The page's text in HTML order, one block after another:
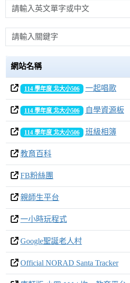
請輸入英文單字或中文
請輸入關鍵字
網站名稱
114 學年度 北大小506 一起唱歌
114 學年度 北大小506 自學資源板
114 學年度 北大小506 班級相簿
教育百科
FB粉絲團
親師生平台
一小時玩程式
Google聖誕老人村
Official NORAD Santa Tracker